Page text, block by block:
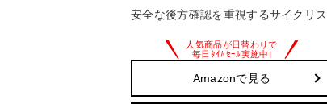
安全な後方確認を重視するサイクリ
Amazonで見る